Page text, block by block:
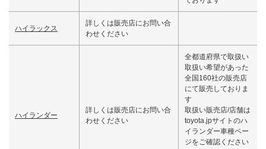
ハイラックス
詳しくは販売店にお問い合
わせください
ハイランダー
詳しくは販売店にお問い合
わせください
全都道府県で取扱い
取扱い希望があった
全国160社の販売店
にて販売しておりま
す
取扱い販売店/店舗は
toyota.jpサイトのハ
イランダー車種ペー
ジをご確認ください